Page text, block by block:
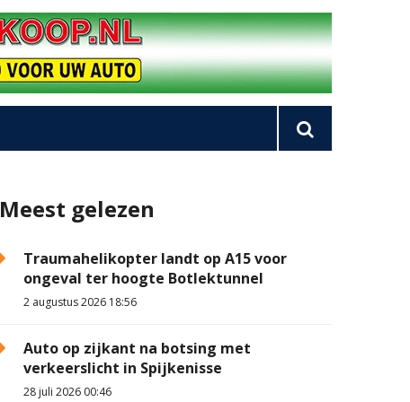
Meest gelezen
Traumahelikopter landt op A15 voor
ongeval ter hoogte Botlektunnel
2 augustus 2026 18:56
Auto op zijkant na botsing met
verkeerslicht in Spijkenisse
28 juli 2026 00:46